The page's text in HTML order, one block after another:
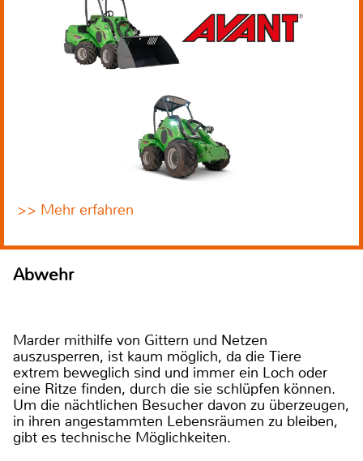
>> Mehr erfahren
Abwehr
Marder mithilfe von Gittern und Netzen
auszusperren, ist kaum möglich, da die Tiere
extrem beweglich sind und immer ein Loch oder
eine Ritze finden, durch die sie schlüpfen können.
Um die nächtlichen Besucher davon zu überzeugen,
in ihren angestammten Lebensräumen zu bleiben,
gibt es technische Möglichkeiten.